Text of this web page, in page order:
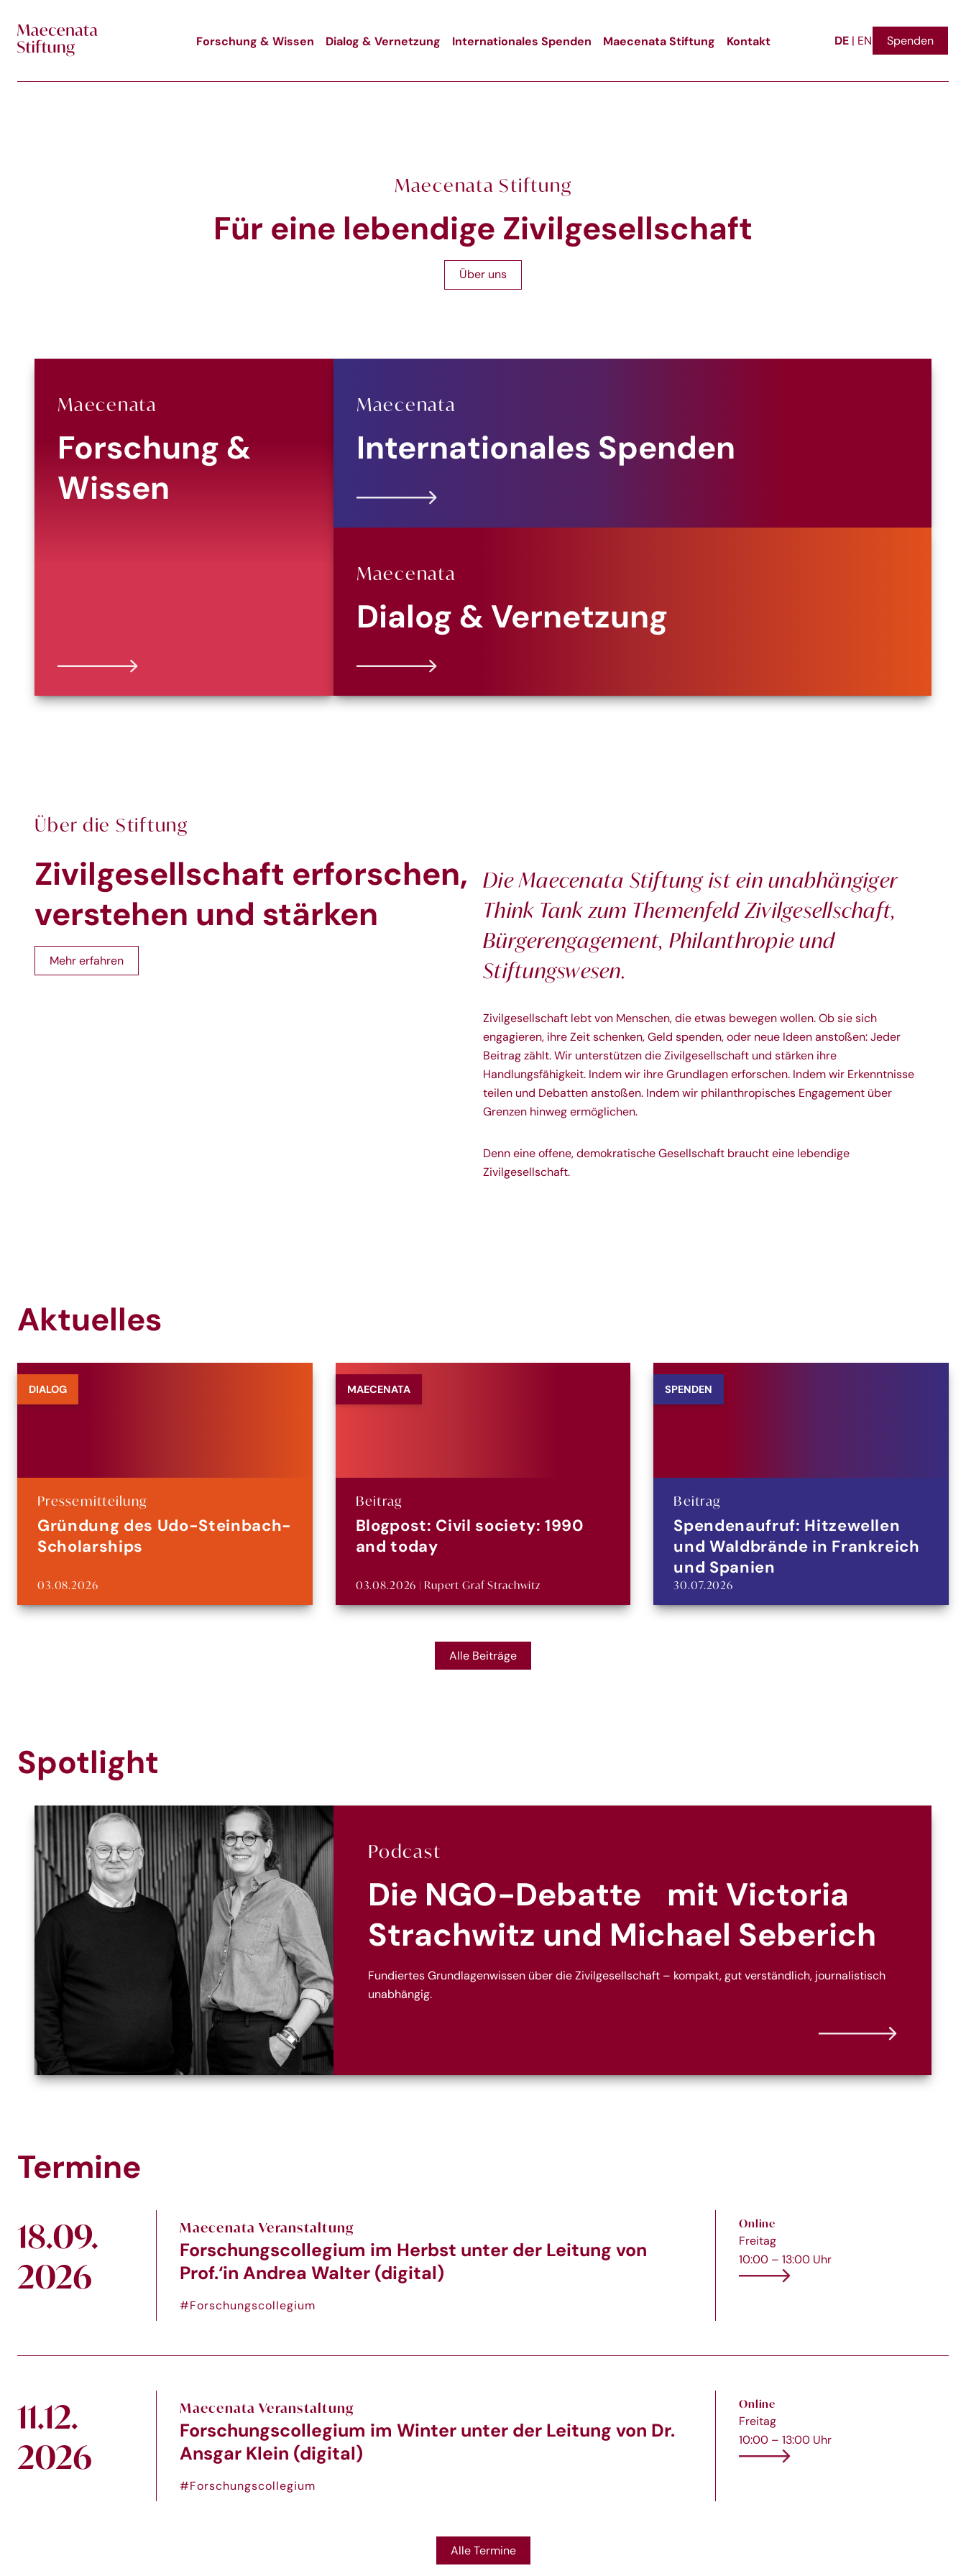
Forschung & Wissen Dialog & Vernetzung Internationales Spenden Maecenata Stiftung Kontakt DE | EN Spenden
Maecenata Stiftung
Für eine lebendige Zivilgesellschaft
Über uns
Maecenata
Forschung &
Wissen
Maecenata
Internationales Spenden
Maecenata
Dialog & Vernetzung
Über die Stiftung
Zivilgesellschaft erforschen,
verstehen und stärken
Mehr erfahren
Die Maecenata Stiftung ist ein unabhängiger
Think Tank zum Themenfeld Zivilgesellschaft,
Bürgerengagement, Philanthropie und
Stiftungswesen.
Zivilgesellschaft lebt von Menschen, die etwas bewegen wollen. Ob sie sich
engagieren, ihre Zeit schenken, Geld spenden, oder neue Ideen anstoßen: Jeder
Beitrag zählt. Wir unterstützen die Zivilgesellschaft und stärken ihre
Handlungsfähigkeit. Indem wir ihre Grundlagen erforschen. Indem wir Erkenntnisse
teilen und Debatten anstoßen. Indem wir philanthropisches Engagement über
Grenzen hinweg ermöglichen.
Denn eine offene, demokratische Gesellschaft braucht eine lebendige
Zivilgesellschaft.
Aktuelles
DIALOG
Pressemitteilung
Gründung des Udo-Steinbach-
Scholarships
03.08.2026
MAECENATA
Beitrag
Blogpost: Civil society: 1990
and today
03.08.2026 | Rupert Graf Strachwitz
SPENDEN
Beitrag
Spendenaufruf: Hitzewellen
und Waldbrände in Frankreich
und Spanien
30.07.2026
Alle Beiträge
Spotlight
Podcast
Die NGO-Debatte mit Victoria
Strachwitz und Michael Seberich
Fundiertes Grundlagenwissen über die Zivilgesellschaft – kompakt, gut verständlich, journalistisch
unabhängig.
Termine
18.09.
2026
Maecenata Veranstaltung
Forschungscollegium im Herbst unter der Leitung von
Prof.‘in Andrea Walter (digital)
#Forschungscollegium
Online
Freitag
10:00 – 13:00 Uhr
11.12.
2026
Maecenata Veranstaltung
Forschungscollegium im Winter unter der Leitung von Dr.
Ansgar Klein (digital)
#Forschungscollegium
Online
Freitag
10:00 – 13:00 Uhr
Alle Termine